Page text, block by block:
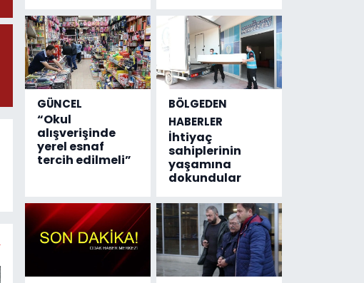
GÜNCEL
“Okul
alışverişinde
yerel esnaf
tercih edilmeli”
BÖLGEDEN
HABERLER
İhtiyaç
sahiplerinin
yaşamına
dokundular